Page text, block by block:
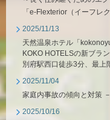
「e-Flexterior（イーフレ
2025/11/13
天然温泉ホテル「
KOKO HOTELSの新ブラ
別府駅西口徒歩3分、最上
2025/11/04
家庭内事故の傾向と対策
2025/10/16